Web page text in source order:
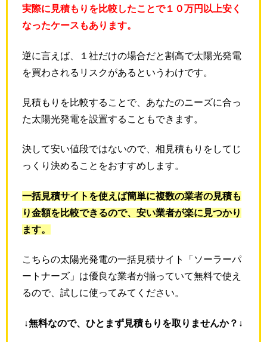
実際に見積もりを比較したことで１０万円以上安く
なったケースもあります。
逆に言えば、１社だけの場合だと割高で太陽光発電
を買わされるリスクがあるというわけです。
見積もりを比較することで、あなたのニーズに合っ
た太陽光発電を設置することもできます。
決して安い値段ではないので、相見積もりをしてじ
っくり決めることをおすすめします。
一括見積サイトを使えば簡単に複数の業者の見積も
り金額を比較できるので、安い業者が楽に見つかり
ます。
こちらの太陽光発電の一括見積サイト「ソーラーパ
ートナーズ」は優良な業者が揃っていて無料で使え
るので、試しに使ってみてください。
↓無料なので、ひとまず見積もりを取りませんか？↓